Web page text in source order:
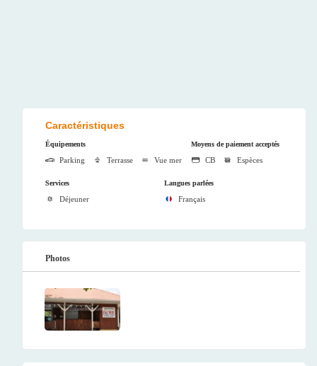
Caractéristiques
Équipements
Parking Terrasse Vue mer
Moyens de paiement acceptés
CB Espèces
Services
Déjeuner
Langues parlées
Français
Photos